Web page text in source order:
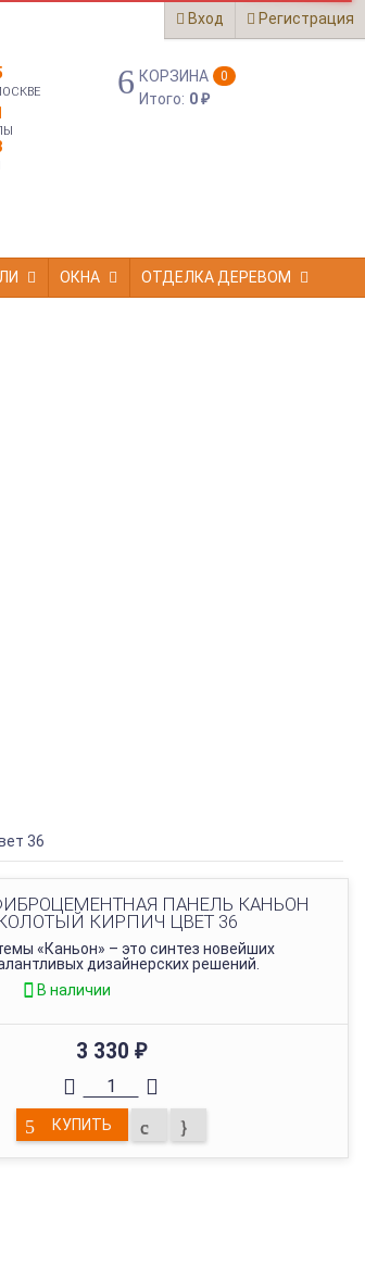
Вход Регистрация
КОРЗИНА 0
Итого: 0₽
ОКНА ОТДЕЛКА ДЕРЕВОМ
36
ПАНЕЛЬ КАНЬОН
КИРПИЧ ЦВЕТ 36
«Каньон» – это синтез новейших
дизайнерских решений.
В наличии
3 330 ₽
КУПИТЬ